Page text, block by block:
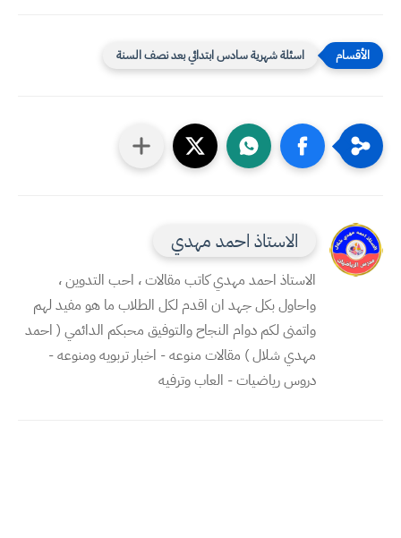
اسئلة شهرية سادس ابتدائي بعد نصف السنة
الاستاذ احمد مهدي
الاستاذ احمد مهدي كاتب مقالات ، احب التدوين ،
واحاول بكل جهد ان اقدم لكل الطلاب ما هو مفيد لهم
واتمنى لكم دوام النجاح والتوفيق محبكم الدائمي ( احمد
مهدي شلال ) مقالات منوعه - اخبار تربويه ومنوعه -
دروس رياضيات - العاب وترفيه